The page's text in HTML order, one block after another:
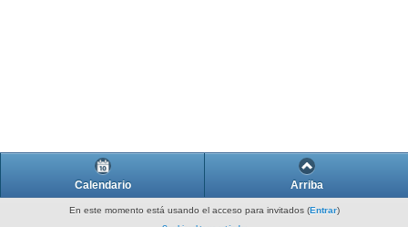
Calendario Arriba
En este momento está usando el acceso para invitados (Entrar)